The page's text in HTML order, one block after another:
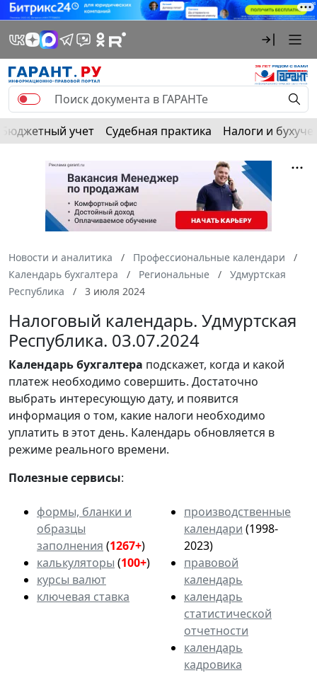
Бюджетный учет Судебная практика Налоги и
Новости и аналитика
Профессиональные календари
Календарь бухгалтера
Региональные
Удмуртская
Республика
3 июля 2024
Налоговый календарь. Удмуртская
Республика. 03.07.2024
Календарьбухгалтера подскажет, когда и какой
платеж необходимо совершить. Достаточно
выбрать интересующую дату, и появится
информация о том, какие налоги необходимо
уплатить в этот день. Календарь обновляется в
режиме реального времени.
Полезные сервисы:
формы, бланки и
образцы
заполнения (1267+)
калькуляторы (100+)
курсы валют
ключевая ставка
производственные
календари (1998-
2023)
правовой
календарь
календарь
статистической
отчетности
календарь
кадровика